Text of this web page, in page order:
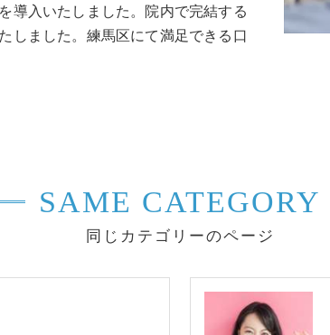
導入いたしました。院内で完結する
しました。練馬区にて満足できる口
同じカテゴリーのページ
SAME CATEGORY